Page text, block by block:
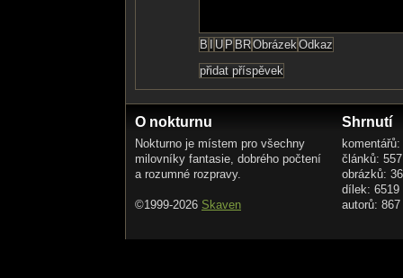
O nokturnu
Nokturno je místem pro všechny
milovníky fantasie, dobrého počtení
a rozumné rozpravy.
©1999-2026 Skaven
Shrnutí
článků: 557
obrázků:
dílek: 6519
autorů: 867